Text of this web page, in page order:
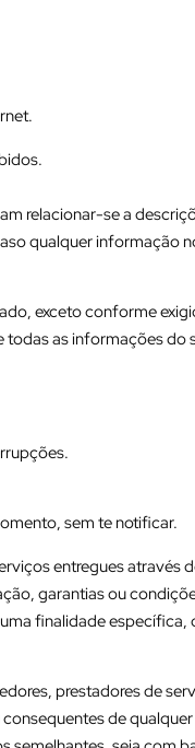
relacionar-se a
qualquer informação
exceto conforme
todas as informações do
sem te notificar.
entregues através
garantias ou
finalidade específica,
prestadores de
de